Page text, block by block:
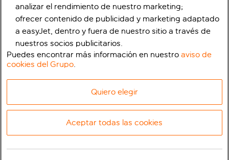
analizar el rendimiento de nuestro marketing;
ofrecer contenido de publicidad y marketing adaptado
a easyJet, dentro y fuera de nuestro sitio a través de
nuestros socios publicitarios.
Puedes encontrar más información en nuestroaviso de
cookies del Grupo.
Quiero elegir
Aceptar todas las cookies